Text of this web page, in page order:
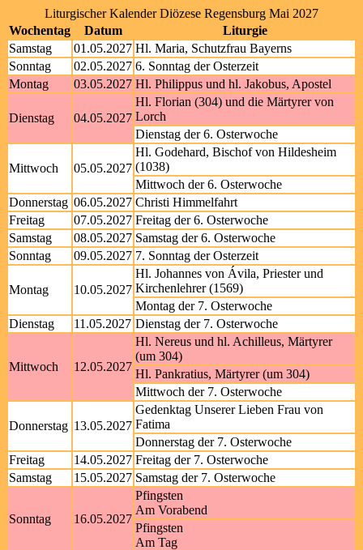
Liturgischer Kalender Diözese Regensburg Mai 2027
Wochentag
Datum
Liturgie
Samstag
01.05.2027 Hl. Maria, Schutzfrau Bayerns
Sonntag
02.05.2027 6. Sonntag der Osterzeit
Montag
03.05.2027 Hl. Philippus und hl. Jakobus, Apostel
Dienstag 04.05.2027
Hl. Florian (304) und die Märtyrer von
Lorch
Dienstag der 6. Osterwoche
Mittwoch 05.05.2027
Hl. Godehard, Bischof von Hildesheim
(1038)
Mittwoch der 6. Osterwoche
Donnerstag 06.05.2027 Christi Himmelfahrt
Freitag
07.05.2027 Freitag der 6. Osterwoche
Samstag
08.05.2027 Samstag der 6. Osterwoche
Sonntag
09.05.2027 7. Sonntag der Osterzeit
Montag 10.05.2027
Hl. Johannes von Ávila, Priester und
Kirchenlehrer (1569)
Montag der 7. Osterwoche
Dienstag
11.05.2027 Dienstag der 7. Osterwoche
Mittwoch 12.05.2027
Hl. Nereus und hl. Achilleus, Märtyrer
(um 304)
Hl. Pankratius, Märtyrer (um 304)
Mittwoch der 7. Osterwoche
Donnerstag 13.05.2027
Gedenktag Unserer Lieben Frau von
Fatima
Donnerstag der 7. Osterwoche
Freitag
14.05.2027 Freitag der 7. Osterwoche
Samstag
15.05.2027 Samstag der 7. Osterwoche
Sonntag 16.05.2027
Pfingsten
Am Vorabend
Pfingsten
Am Tag